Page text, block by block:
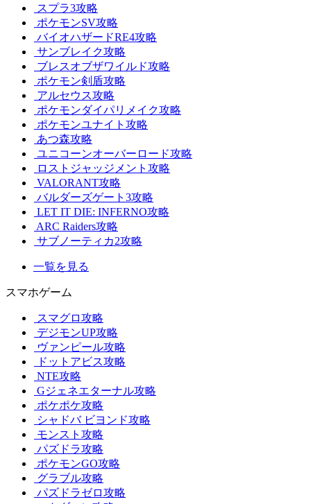
スプラ3攻略
ポケモンSV攻略
バイオハザードRE4攻略
サンブレイク攻略
ブレスオブザワイルド攻略
ポケモン剣盾攻略
アルセウス攻略
ポケモンダイパリメイク攻略
ポケモンユナイト攻略
あつ森攻略
ユニコーンオーバーロード攻略
ロストジャッジメント攻略
VALORANT攻略
バルダーズゲート3攻略
LET IT DIE: INFERNO攻略
ARC Raiders攻略
サブノーティカ2攻略
一覧を見る
スマホゲーム
スマグロ攻略
デジモンUP攻略
ヴァンピール攻略
ドットアビス攻略
NTE攻略
Gジェネエターナル攻略
ポケポケ攻略
シャドバ ビヨンド攻略
モンスト攻略
パズドラ攻略
ポケモンGO攻略
グラブル攻略
パズドラゼロ攻略